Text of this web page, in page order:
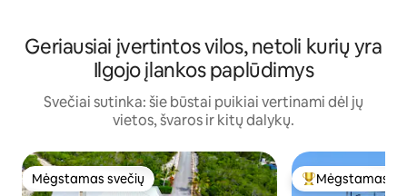
Geriausiai įvertintos vilos, netoli kurių yra
Ilgojo įlankos paplūdimys
Svečiai sutinka: šie būstai puikiai vertinami dėl jų
vietos, švaros ir kitų dalykų.
Mėgstamas svečių
Mėgstamas svečių Svečių
Mėgstamas